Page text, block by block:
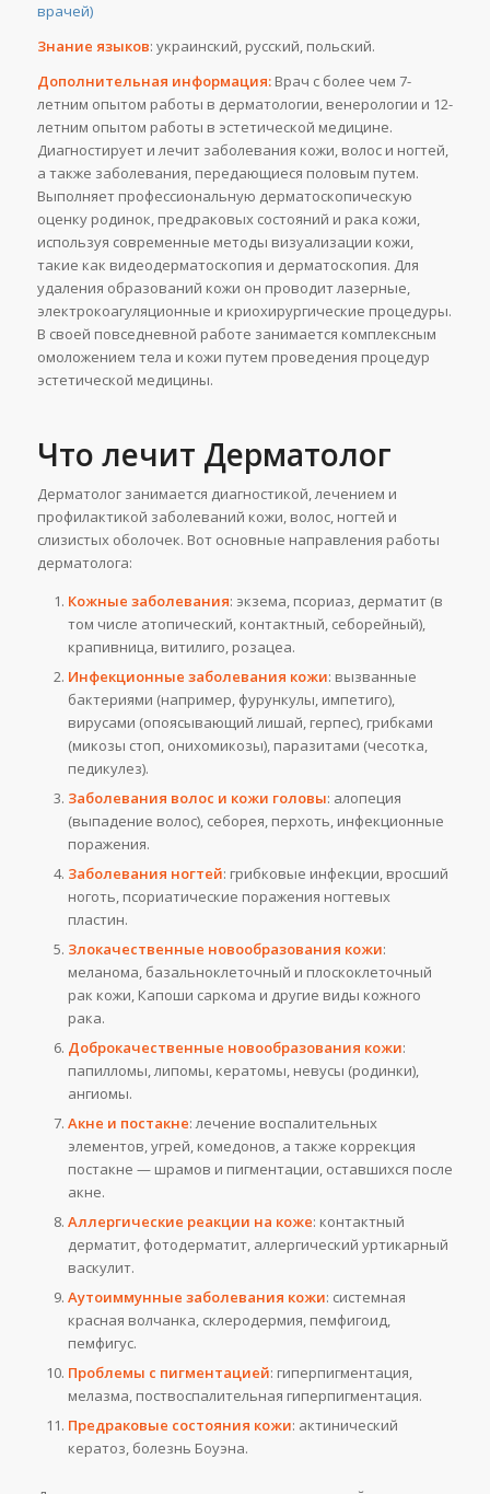
врачей)
Знание языков: украинский, русский, польский.
Дополнительная информация: Врач с более чем 7-
летним опытом работы в дерматологии, венерологии и 12-
летним опытом работы в эстетической медицине.
Диагностирует и лечит заболевания кожи, волос и ногтей,
а также заболевания, передающиеся половым путем.
Выполняет профессиональную дерматоскопическую
оценку родинок, предраковых состояний и рака кожи,
используя современные методы визуализации кожи,
такие как видеодерматоскопия и дерматоскопия. Для
удаления образований кожи он проводит лазерные,
электрокоагуляционные и криохирургические процедуры.
В своей повседневной работе занимается комплексным
омоложением тела и кожи путем проведения процедур
эстетической медицины.
Что лечит Дерматолог
Дерматолог занимается диагностикой, лечением и
профилактикой заболеваний кожи, волос, ногтей и
слизистых оболочек. Вот основные направления работы
дерматолога:
Кожные заболевания: экзема, псориаз, дерматит (в
том числе атопический, контактный, себорейный),
крапивница, витилиго, розацеа.
Инфекционные заболевания кожи: вызванные
бактериями (например, фурункулы, импетиго),
вирусами (опоясывающий лишай, герпес), грибками
(микозы стоп, онихомикозы), паразитами (чесотка,
педикулез).
Заболевания волос и кожи головы: алопеция
(выпадение волос), себорея, перхоть, инфекционные
поражения.
Заболевания ногтей: грибковые инфекции, вросший
ноготь, псориатические поражения ногтевых
пластин.
Злокачественные новообразования кожи:
меланома, базальноклеточный и плоскоклеточный
рак кожи, Капоши саркома и другие виды кожного
рака.
Доброкачественные новообразования кожи:
папилломы, липомы, кератомы, невусы (родинки),
ангиомы.
Акне и постакне: лечение воспалительных
элементов, угрей, комедонов, а также коррекция
постакне — шрамов и пигментации, оставшихся после
акне.
Аллергические реакции на коже: контактный
дерматит, фотодерматит, аллергический уртикарный
васкулит.
Аутоиммунные заболевания кожи: системная
красная волчанка, склеродермия, пемфигоид,
пемфигус.
Проблемы с пигментацией: гиперпигментация,
мелазма, поствоспалительная гиперпигментация.
Предраковые состояния кожи: актинический
кератоз, болезнь Боуэна.